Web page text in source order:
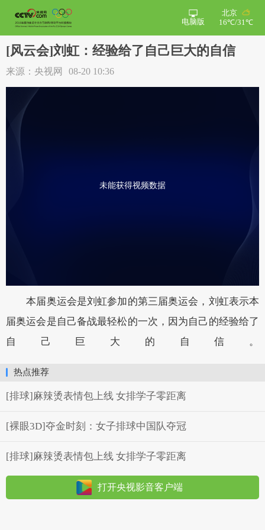
北京
16℃/31℃
电脑版
[风云会]刘虹：经验给了自己巨大的自信
来源：央视网 08-20 10:36
未能获得视频数据
本届奥运会是刘虹参加的第三届奥运会，刘虹表示本
届奥运会是自己备战最轻松的一次，因为自己的经验给了
自己巨大的自信。
热点推荐
[排球]麻辣烫表情包上线 女排学子零距离
[裸眼3D]夺金时刻：女子排球中国队夺冠
[排球]麻辣烫表情包上线 女排学子零距离
打开央视影音客户端